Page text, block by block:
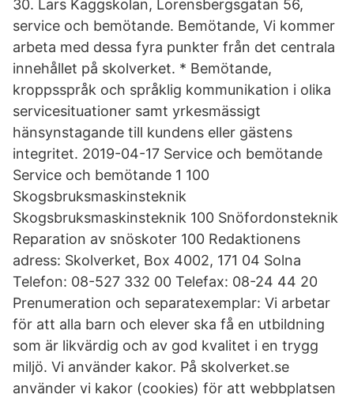
30. Lars Kaggskolan, Lorensbergsgatan 56,
service och bemötande. Bemötande, Vi kommer
arbeta med dessa fyra punkter från det centrala
innehållet på skolverket. * Bemötande,
kroppsspråk och språklig kommunikation i olika
servicesituationer samt yrkesmässigt
hänsynstagande till kundens eller gästens
integritet. 2019-04-17 Service och bemötande
Service och bemötande 1 100
Skogsbruksmaskinsteknik
Skogsbruksmaskinsteknik 100 Snöfordonsteknik
Reparation av snöskoter 100 Redaktionens
adress: Skolverket, Box 4002, 171 04 Solna
Telefon: 08-527 332 00 Telefax: 08-24 44 20
Prenumeration och separatexemplar: Vi arbetar
för att alla barn och elever ska få en utbildning
som är likvärdig och av god kvalitet i en trygg
miljö. Vi använder kakor. På skolverket.se
använder vi kakor (cookies) för att webbplatsen